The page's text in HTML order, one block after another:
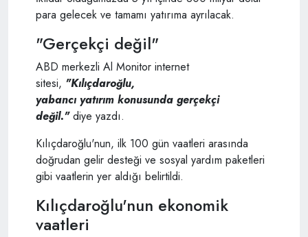
para gelecek ve tamamı yatırıma ayrılacak.
"Gerçekçi değil"
ABD merkezli Al Monitor internet
sitesi, "Kılıçdaroğlu,
yabancı yatırım konusunda gerçekçi
değil."diye yazdı.
Kılıçdaroğlu'nun, ilk 100 gün vaatleri arasında
doğrudan gelir desteği ve sosyal yardım paketleri
gibi vaatlerin yer aldığı belirtildi.
Kılıçdaroğlu'nun ekonomik
vaatleri